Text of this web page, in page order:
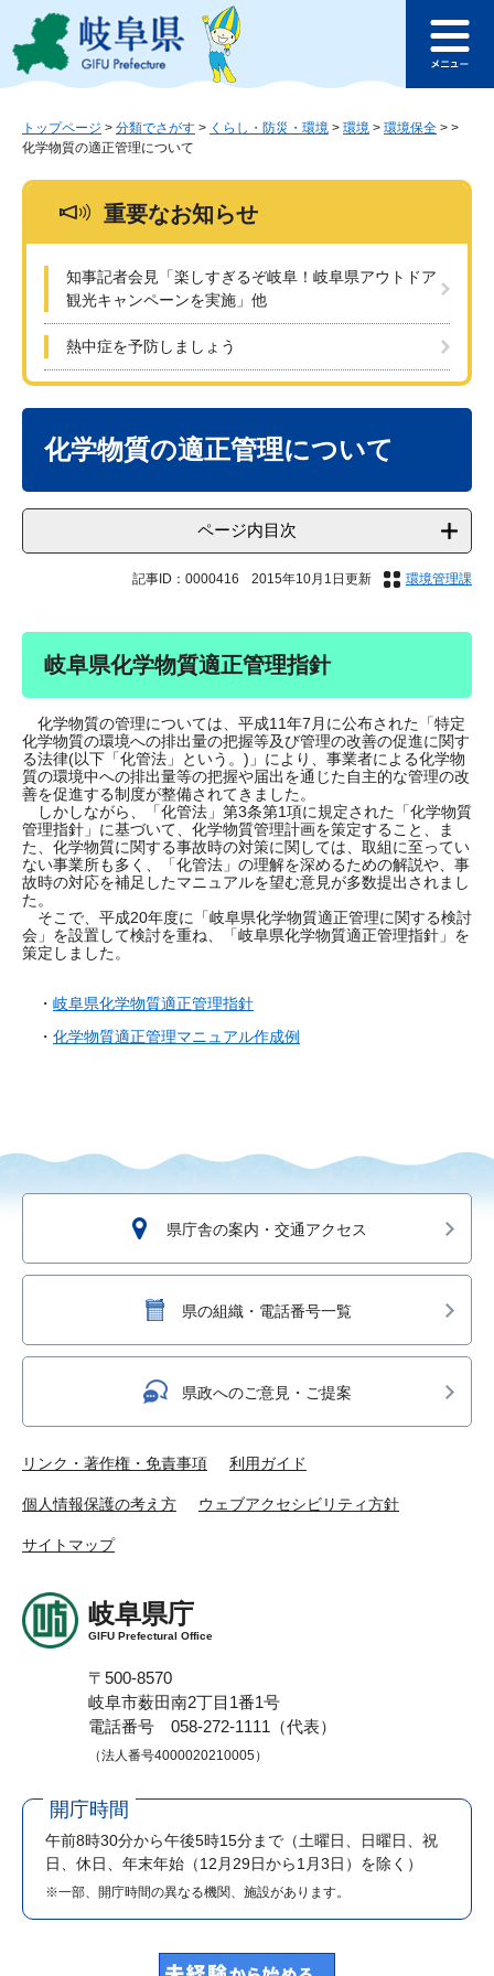
ジ
ュ
このページの本文へ
ュ
トップページ > 分類でさがす > くらし・防災・環境 > 環境 > 環境保全 > >
化学物質の適正管理について
重要なお知らせ
知事記者会見「楽しすぎるぞ岐阜！岐阜県アウトドア
観光キャンペーンを実施」他
熱中症を予防しましょう
化学物質の適正管理について
ページ内目次
記事ID：0000416 2015年10月1日更新 環境管理課
岐阜県化学物質適正管理指針
化学物質の管理については、平成11年7月に公布された「特定
化学物質の環境への排出量の把握等及び管理の改善の促進に関す
る法律(以下「化管法」という。)」により、事業者による化学物
質の環境中への排出量等の把握や届出を通じた自主的な管理の改
善を促進する制度が整備されてきました。
しかしながら、「化管法」第3条第1項に規定された「化学物質
管理指針」に基づいて、化学物質管理計画を策定すること、ま
た、化学物質に関する事故時の対策に関しては、取組に至ってい
ない事業所も多く、「化管法」の理解を深めるための解説や、事
故時の対応を補足したマニュアルを望む意見が多数提出されまし
た。
そこで、平成20年度に「岐阜県化学物質適正管理に関する検討
会」を設置して検討を重ね、「岐阜県化学物質適正管理指針」を
策定しました。
・ 岐阜県化学物質適正管理指針
・ 化学物質適正管理マニュアル作成例
県庁舎の案内・交通アクセス
県の組織・電話番号一覧
県政へのご意見・ご提案
リンク・著作権・免責事項 利用ガイド
個人情報保護の考え方 ウェブアクセシビリティ方針
サイトマップ
岐阜県庁
GIFU Prefectural Office
〒500-8570
岐阜市薮田南2丁目1番1号
電話番号 058-272-1111（代表）
（法人番号4000020210005）
開庁時間
午前8時30分から午後5時15分まで （土曜日、日曜日、祝
日、休日、年末年始（12月29日から1月3日）を除く）
※一部、開庁時間の異なる機関、施設があります。